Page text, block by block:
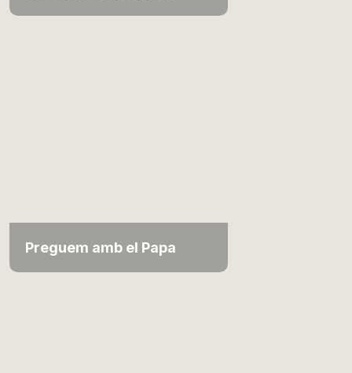
Preguem amb el Papa